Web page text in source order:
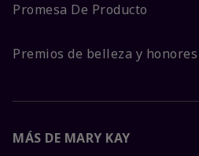
Promesa De Producto
Premios de belleza y honores
MÁS DE MARY KAY